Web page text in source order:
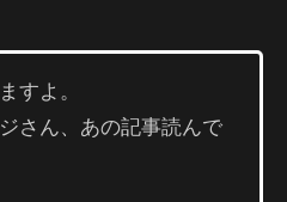
すよ。
さん、あの記事読んで